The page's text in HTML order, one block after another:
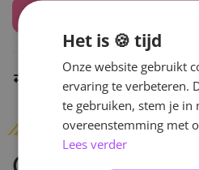
Indien op voorraadbinnen 2
Het is 🍪 tijd
Onze website gebruikt
ervaring te verbeteren.
te gebruiken, stem je in
overeenstemming met
Lees verder